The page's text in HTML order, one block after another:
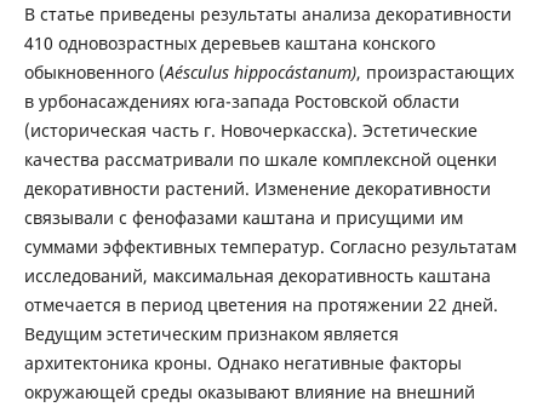
В статье приведены результаты анализа декоративности
410 одновозрастных деревьев каштана конского
обыкновенного (Aésculus hippocástanum), произрастающих
в урбонасаждениях юга-запада Ростовской области
(историческая часть г. Новочеркасска). Эстетические
качества рассматривали по шкале комплексной оценки
декоративности растений. Изменение декоративности
связывали с фенофазами каштана и присущими им
суммами эффективных температур. Согласно результатам
исследований, максимальная декоративность каштана
отмечается в период цветения на протяжении 22 дней.
Ведущим эстетическим признаком является
архитектоника кроны. Однако негативные факторы
окружающей среды оказывают влияние на внешний